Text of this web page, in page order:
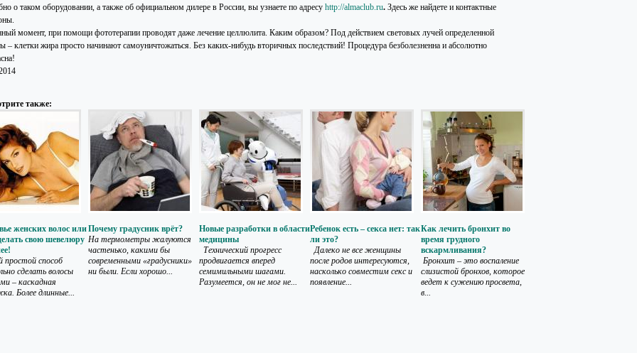
о таком оборудовании, а также об официальном дилере в России, вы узнаете по адресу http://almaclub.ru. Здесь же найдете и контактные
момент, при помощи фототерапии проводят даже лечение целлюлита. Каким образом? Под действием световых лучей определенной
– клетки жира просто начинают самоуничтожаться. Без каких-нибудь вторичных последствий! Процедура безболезненна и абсолютно
также:
женских волос или
свою шевелюру
простой способ
сделать волосы
– каскадная
Более длинные...
Почему градусник врёт?
На термометры жалуются
частенько, какими бы
современными «градусники»
ни были. Если хорошо...
Новые разработки в области
медицины
Технический прогресс
продвигается вперед
семимильными шагами.
Разумеется, он не мог не...
Ребенок есть – секса нет: так
ли это?
Далеко не все женщины
после родов интересуются,
насколько совместим секс и
появление...
Как лечить бронхит во
время грудного
вскармливания?
Бронхит – это воспаление
слизистой бронхов, которое
ведет к сужению просвета,
в...